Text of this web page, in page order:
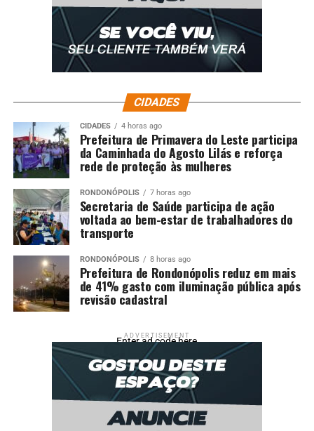
CIDADES
CIDADES 4 horas ago
Prefeitura de Primavera do Leste participa
da Caminhada do Agosto Lilás e reforça
rede de proteção às mulheres
RONDONÓPOLIS 7 horas ago
Secretaria de Saúde participa de ação
voltada ao bem-estar de trabalhadores do
transporte
RONDONÓPOLIS 8 horas ago
Prefeitura de Rondonópolis reduz em mais
de 41% gasto com iluminação pública após
revisão cadastral
ADVERTISEMENT
Enter ad code here